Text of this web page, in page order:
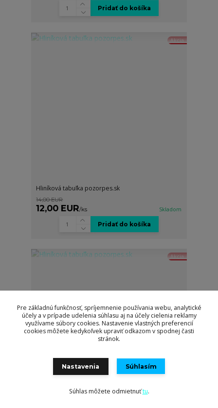
Pridať do košíka
Akcia
Hliníková tabuľka pozorpes.sk
14,00 EUR
12,00 EUR/ks Skladom
Pridať do košíka
Akcia
Pre základnú funkčnosť, spríjemnenie používania webu, analytické
účely a v prípade udelenia súhlasu aj na účely cielenia reklamy
využívame súbory cookies. Nastavenie vlastných preferencií
cookies môžete kedykoľvek upraviť odkazom v spodnej časti
stránok.
Nastavenia Súhlasím
Súhlas môžete odmietnuťtu.